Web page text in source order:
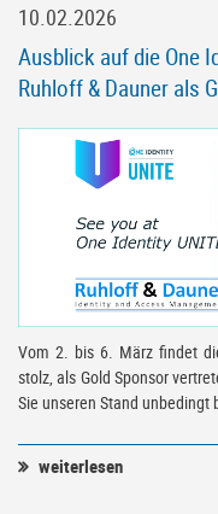
10.02.2026
Ausblick auf die One
Ruhloff & Dauner als
Vom 2. bis 6. März findet
stolz, als Gold Sponsor
Sie unseren Stand unbedingt
weiterlesen